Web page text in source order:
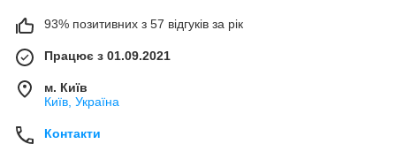
93% позитивних з 57 відгуків за рік
Працює з 01.09.2021
м. Київ
Київ, Україна
Контакти